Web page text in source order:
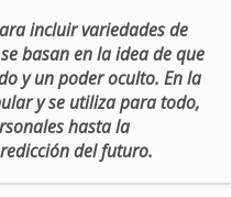
incluir variedades de
basan en la idea de que
y un poder oculto. En la
y se utiliza para todo,
hasta la
del futuro.